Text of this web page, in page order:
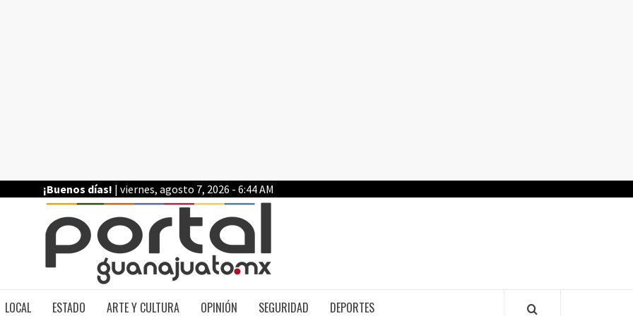
¡Buenos días! | viernes, agosto 7, 2026 - 6:44 AM
LOCAL ESTADO ARTE Y CULTURA OPINIÓN SEGURIDAD DEPORTES